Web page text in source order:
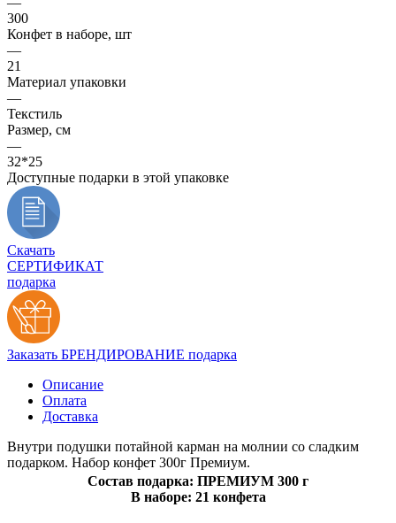
300
Конфет в наборе, шт
—
21
Материал упаковки
—
Текстиль
Размер, см
—
32*25
Доступные подарки в этой упаковке
Скачать
СЕРТИФИКАТ
подарка
Заказать БРЕНДИРОВАНИЕ подарка
Описание
Оплата
Доставка
Внутри подушки потайной карман на молнии со сладким
подарком. Набор конфет 300г Премиум.
Состав подарка: ПРЕМИУМ 300 г
В наборе: 21 конфета